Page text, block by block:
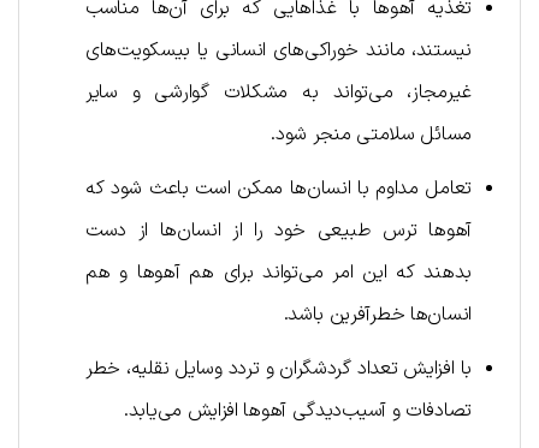
تغذیه آهوها با غذاهایی که برای آن‌ها مناسب
نیستند، مانند خوراکی‌های انسانی یا بیسکویت‌های
غیرمجاز، می‌تواند به مشکلات گوارشی و سایر
مسائل سلامتی منجر شود.
تعامل مداوم با انسان‌ها ممکن است باعث شود که
آهوها ترس طبیعی خود را از انسان‌ها از دست
بدهند که این امر می‌تواند برای هم آهوها و هم
انسان‌ها خطرآفرین باشد.
با افزایش تعداد گردشگران و تردد وسایل نقلیه، خطر
تصادفات و آسیب‌دیدگی آهوها افزایش می‌یابد.